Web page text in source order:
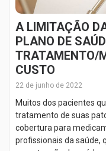
A LIMITAÇÃO
PLANO DE
TRATAMENTO/
CUSTO
22 de junho de 2022
Muitos dos pacientes
tratamento de suas
cobertura para
profissionais da saúde,